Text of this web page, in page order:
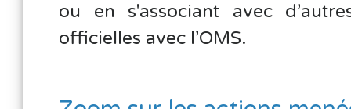
ou en s'associant avec
officielles avec l’OMS.